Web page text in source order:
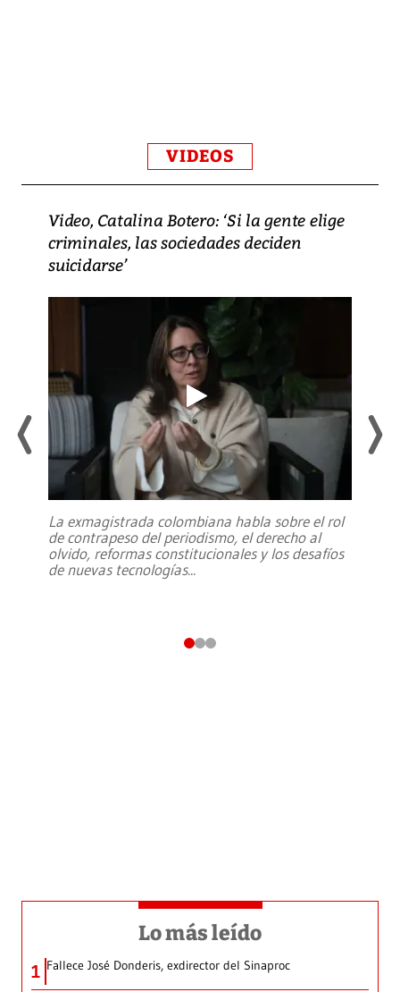
VIDEOS
Video, Catalina Botero: ‘Si la gente elige
criminales, las sociedades deciden
suicidarse’
La exmagistrada colombiana habla sobre el rol
de contrapeso del periodismo, el derecho al
olvido, reformas constitucionales y los desafíos
de nuevas tecnologías...
Lo más leído
1 Fallece José Donderis, exdirector del Sinaproc